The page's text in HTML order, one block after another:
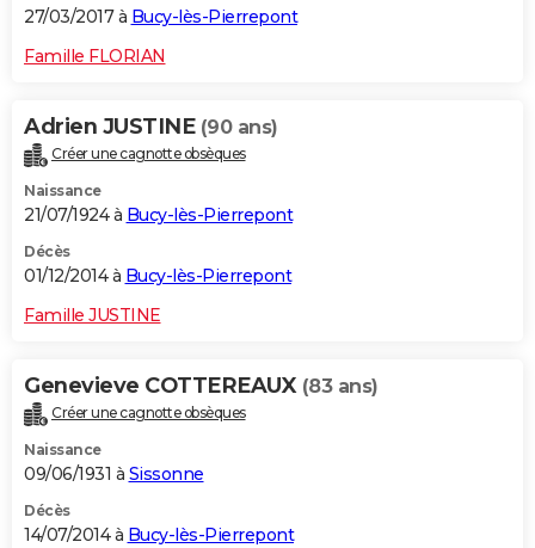
27/03/2017 à Bucy-lès-Pierrepont
Famille FLORIAN
Adrien JUSTINE (90 ans)
Créer une cagnotte obsèques
Naissance
21/07/1924 à Bucy-lès-Pierrepont
Décès
01/12/2014 à Bucy-lès-Pierrepont
Famille JUSTINE
Genevieve COTTEREAUX (83 ans)
Créer une cagnotte obsèques
Naissance
09/06/1931 à Sissonne
Décès
14/07/2014 à Bucy-lès-Pierrepont